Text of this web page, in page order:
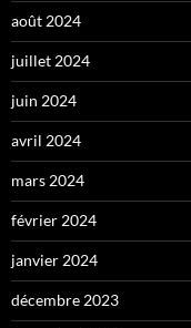
août 2024
juillet 2024
juin 2024
avril 2024
mars 2024
février 2024
janvier 2024
décembre 2023